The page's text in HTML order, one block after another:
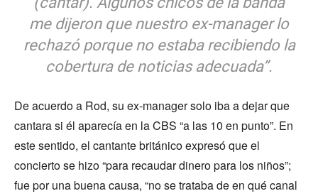
me dijeron que nuestro ex-manager lo
rechazó porque no estaba recibiendo la
cobertura de noticias adecuada”.
De acuerdo a Rod, su ex-manager solo iba a dejar que
cantara si él aparecía en la CBS “a las 10 en punto”. En
este sentido, el cantante británico expresó que el
concierto se hizo “para recaudar dinero para los niños”;
fue por una buena causa, “no se trataba de en qué canal